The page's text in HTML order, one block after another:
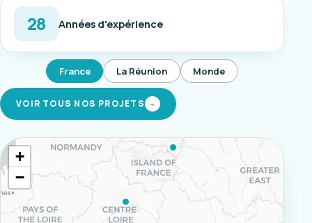
28 Années d'expérience
France La Réunion Monde
VOIR TOUS NOS PROJETS →
+
−